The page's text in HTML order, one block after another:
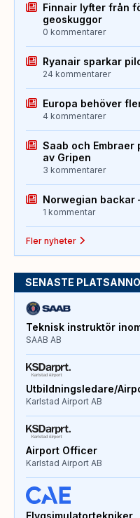
Finnair lyfter från
geoskuggor
0 kommentarer
Ryanair sparkar
24 kommentarer
Europa behöver
4 kommentarer
Saab och
av Gripen
3 kommentarer
Norwegian backar
1 kommentar
Fler nyheter
SENASTE
Teknisk instruktör
SAAB AB
Utbildningsledare/
Karlstad Airport AB
Airport Officer
Karlstad Airport AB
Flygsimulatortekniker